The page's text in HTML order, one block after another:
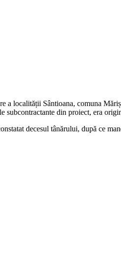
a localității Sântioana, comuna
din proiect, era
decesul tânărului, după ce